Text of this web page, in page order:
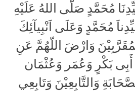
مُحَمَّدٍ صَلَّى اللهُ عَلَيْهِ
مُحَمَّدٍ وَعَلَى اَنْبِيآئِكَ
وَارْضَ اللّهُمَّ عَنِ
أَبِى بَكْرٍ وَعُمَر وَعُثْمَان
وَالتَّابِعِيْنَ وَتَابِعِي